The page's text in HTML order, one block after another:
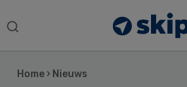
Search
Home › Nieuws
Sidebar